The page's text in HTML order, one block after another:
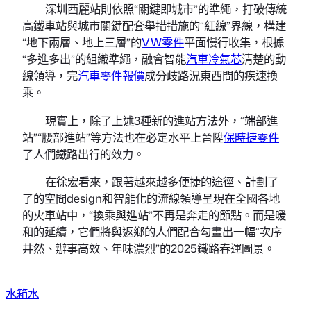
深圳西麗站則依照“關鍵即城市”的準繩，打破傳統
高鐵車站與城市關鍵配套舉措措施的“紅線”界線，構建
“地下兩層、地上三層”的VW零件平面慢行收集，根據
“多進多出”的組織準繩，融會智能汽車冷氣芯清楚的動
線領導，完汽車零件報價成分歧路況東西間的疾速換
乘。
現實上，除了上述3種新的進站方法外，“端部進
站”“腰部進站”等方法也在必定水平上晉陞保時捷零件
了人們鐵路出行的效力。
在徐宏看來，跟著越來越多便捷的途徑、計劃了
了的空間design和智能化的流線領導呈現在全國各地
的火車站中，“換乘與進站”不再是奔走的節點。而是暖
和的延續，它們將與返鄉的人們配合勾畫出一幅“次序
井然、辦事高效、年味濃烈”的2025鐵路春運圖景。
水箱水